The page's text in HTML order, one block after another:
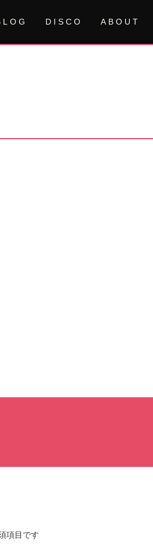
DISCO ABOUT
項目です